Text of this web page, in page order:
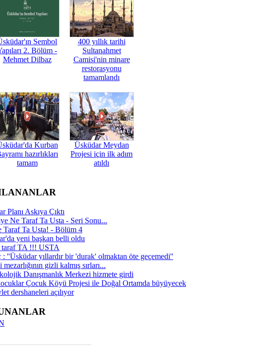
Sembol
2. Bölüm -
Mehmet Dilbaz
400 yıllık tarihi
Sultanahmet
Camisi'nin minare
restorasyonu
tamamlandı
Kurban
hazırlıkları
tamam
Üsküdar Meydan
Projesi için ilk adım
atıldı
Planı Askıya Çıktı
Ne Taraf Ta Usta - Seri Sonu...
Taraf Ta Usta! - Bölüm 4
yeni başkan belli oldu
taraf TA !!! USTA
: ''Üsküdar yıllardır bir 'durak' olmaktan öte geçemedi''
gizli kalmış sırları...
Danışmanlık Merkezi hizmete girdi
Çocuk Köyü Projesi ile Doğal Ortamda büyüyecek
dershaneleri açılıyor